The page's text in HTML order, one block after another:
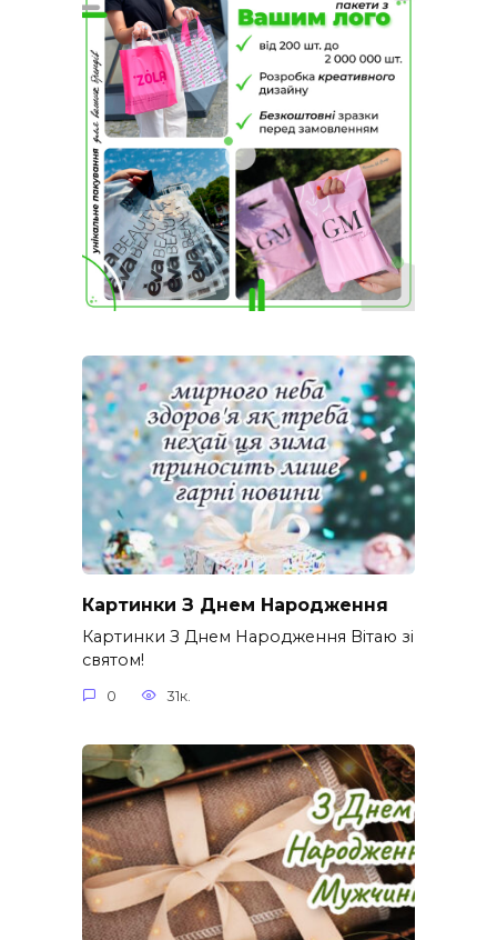
Картинки З Днем Народження
Картинки З Днем Народження Вітаю зі
святом!
0 31к.